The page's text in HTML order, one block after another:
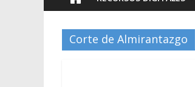
Corte de Almirantazgo